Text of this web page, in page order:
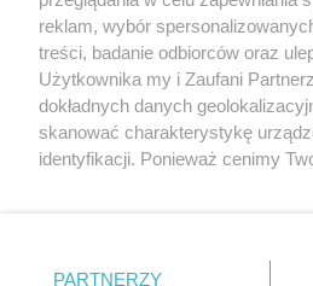
22℃
Zobacz prognozę na 3 dni
Copyright © 2022 Kurier
reklam, wybór
treści, badanie odbiorców oraz
Użytkownika my i Zaufani
dokładnych danych
skanować charakterystykę
identyfikacji. Ponieważ cenimy
prywatności znajdujący się w
PARTNERZY